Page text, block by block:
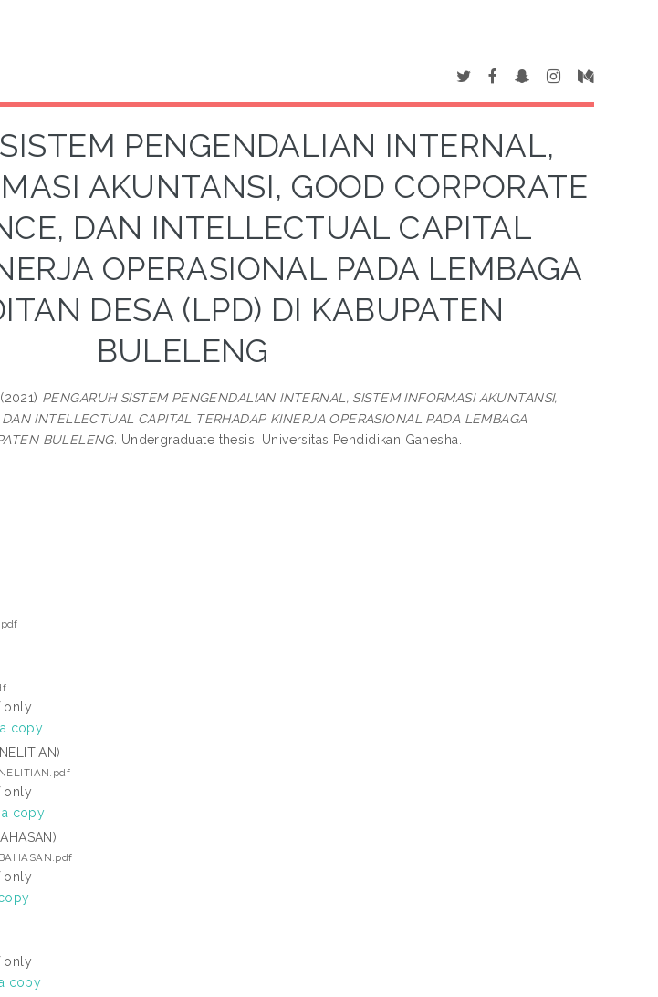
PENGENDALIAN INTERNAL,
AKUNTANSI, GOOD CORPORATE
DAN INTELLECTUAL CAPITAL
OPERASIONAL PADA LEMBAGA
DESA (LPD) DI KABUPATEN
BULELENG
(2021) PENGARUH SISTEM PENGENDALIAN INTERNAL, SISTEM INFORMASI AKUNTANSI,
INTELLECTUAL CAPITAL TERHADAP KINERJA OPERASIONAL PADA LEMBAGA
BULELENG. Undergraduate thesis, Universitas Pendidikan Ganesha.
only
copy
only
a copy
only
only
copy